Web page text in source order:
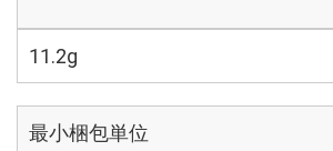
11.2g
最小梱包単位